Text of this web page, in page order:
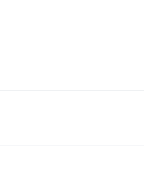
Processo Penal,
Humanos);